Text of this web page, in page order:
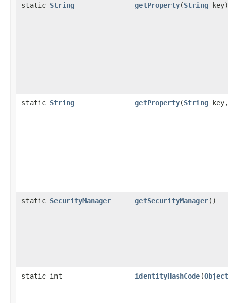
static String getProperty(String key)
static String getProperty(String
static SecurityManager getSecurityManager()
static int identityHashCode(Object